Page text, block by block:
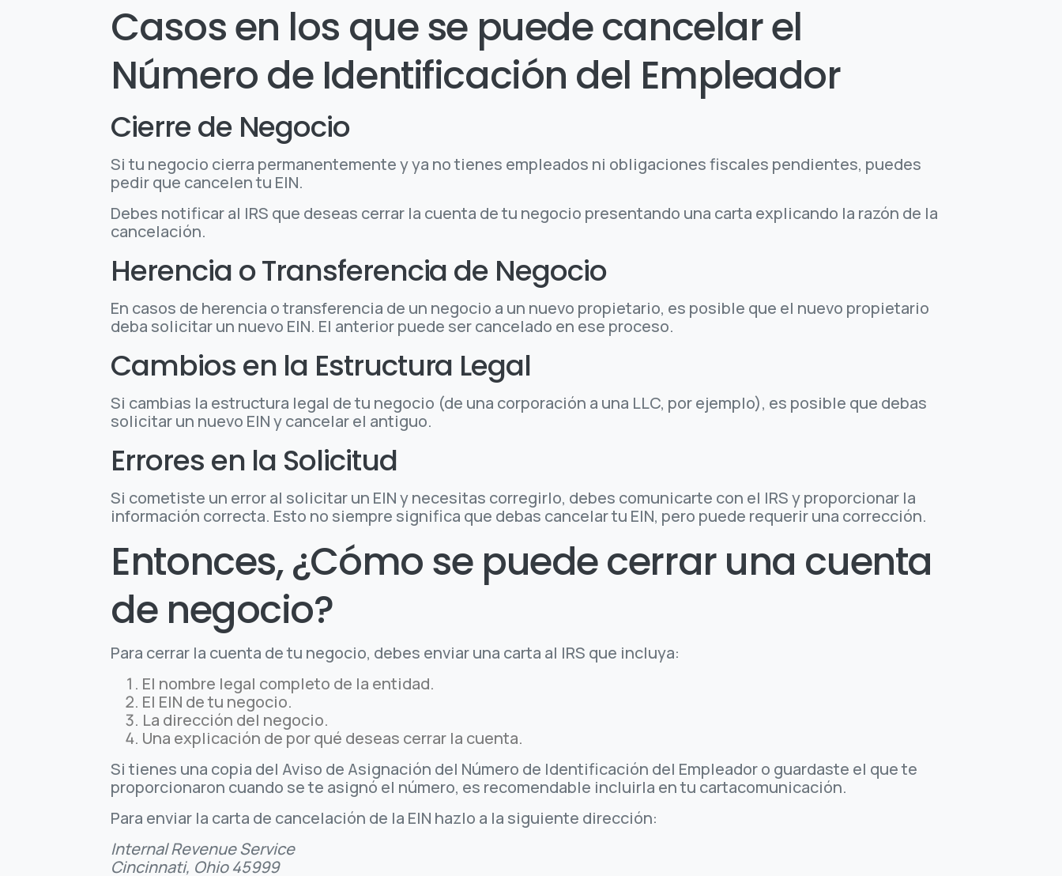
Casos en los que se puede cancelar el
Número de Identificación del Empleador
Cierre de Negocio
Si tu negocio cierra permanentemente y ya no tienes empleados ni obligaciones fiscales pendientes, puedes
pedir que cancelen tu EIN.
Debes notificar al IRS que deseas cerrar la cuenta de tu negocio presentando una carta explicando la razón de la
cancelación.
Herencia o Transferencia de Negocio
En casos de herencia o transferencia de un negocio a un nuevo propietario, es posible que el nuevo propietario
deba solicitar un nuevo EIN. El anterior puede ser cancelado en ese proceso.
Cambios en la Estructura Legal
Si cambias la estructura legal de tu negocio (de una corporación a una LLC, por ejemplo), es posible que debas
solicitar un nuevo EIN y cancelar el antiguo.
Errores en la Solicitud
Si cometiste un error al solicitar un EIN y necesitas corregirlo, debes comunicarte con el IRS y proporcionar la
información correcta. Esto no siempre significa que debas cancelar tu EIN, pero puede requerir una corrección.
Entonces, ¿Cómo se puede cerrar una cuenta
de negocio?
Para cerrar la cuenta de tu negocio, debes enviar una carta al IRS que incluya:
El nombre legal completo de la entidad.
El EIN de tu negocio.
La dirección del negocio.
Una explicación de por qué deseas cerrar la cuenta.
Si tienes una copia del Aviso de Asignación del Número de Identificación del Empleador o guardaste el que te
proporcionaron cuando se te asignó el número, es recomendable incluirla en tu cartacomunicación.
Para enviar la carta de cancelación de la EIN hazlo a la siguiente dirección:
Internal Revenue Service
Cincinnati, Ohio 45999